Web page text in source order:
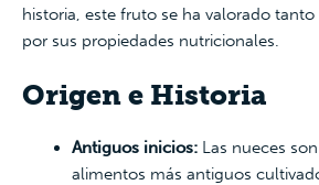
historia, este fruto se ha valorado
por sus propiedades nutricionales.
Origen e Historia
Antiguos inicios: Las nueces
alimentos más antiguos